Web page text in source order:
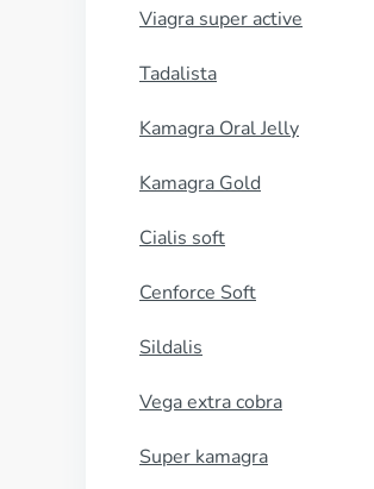
Viagra super active
Tadalista
Kamagra Oral Jelly
Kamagra Gold
Cialis soft
Cenforce Soft
Sildalis
Vega extra cobra
Super kamagra